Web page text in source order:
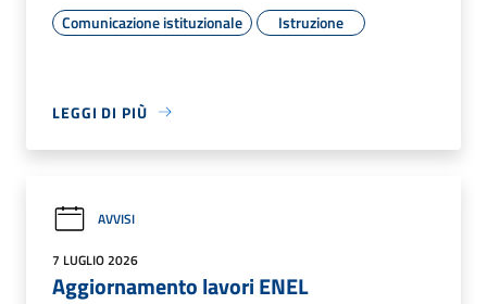
Comunicazione istituzionale Istruzione
LEGGI DI PIÙ
AVVISI
7 LUGLIO 2026
Aggiornamento lavori ENEL